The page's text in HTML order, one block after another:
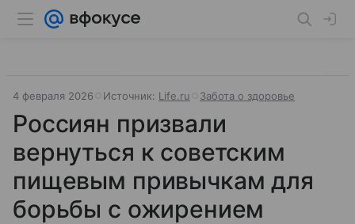
4 февраля 2026 Источник: Life.ru Забота о здоровье
Россиян призвали
вернуться к советским
пищевым привычкам для
борьбы с ожирением